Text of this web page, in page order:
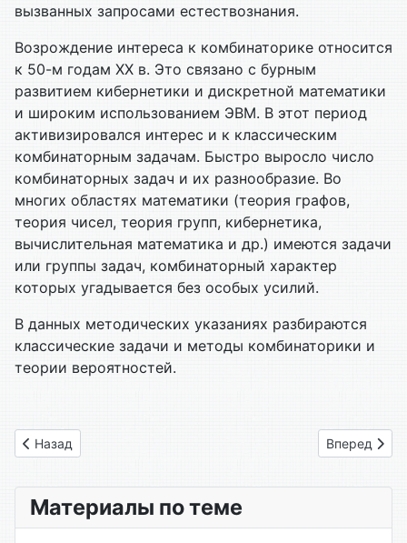
вызванных запросами естествознания.
Возрождение интереса к комбинаторике относится
к 50-м годам XX в. Это связано с бурным
развитием кибернетики и дискретной математики
и широким использованием ЭВМ. В этот период
активизировался интерес и к классическим
комбинаторным задачам. Быстро выросло число
комбинаторных задач и их разнообразие. Во
многих областях математики (теория графов,
теория чисел, теория групп, кибернетика,
вычислительная математика и др.) имеются задачи
или группы задач, комбинаторный характер
которых угадывается без особых усилий.
В данных методических указаниях разбираются
классические задачи и методы комбинаторики и
теории вероятностей.
Предыдущий: 01. Предисловие
Назад Следующий:
Вперед
Материалы по теме